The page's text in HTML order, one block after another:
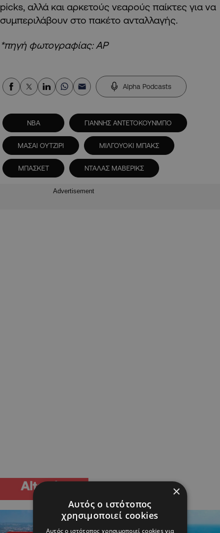
picks, αλλά και αρκετούς νεαρούς παίκτες για να
συμπεριλάβουν στο πακέτο ανταλλαγής.
*πηγή φωτογραφίας: AP
Alpha Podcasts
NBA ΓΙΑΝΝΗΣ ΑΝΤΕΤΟΚΟΥΝΜΠΟ
ΜΑΣΑΙ ΟΥΤΖΙΡΙ ΜΙΛΓΟΥΟΚΙ ΜΠΑΚΣ
ΜΠΑΣΚΕΤ ΝΤΑΛΑΣ ΜΑΒΕΡΙΚΣ
Advertisement
×
Αυτός ο ιστότοπος
χρησιμοποιεί cookies
Αυτός ο ιστότοπος χρησιμοποιεί cookies για